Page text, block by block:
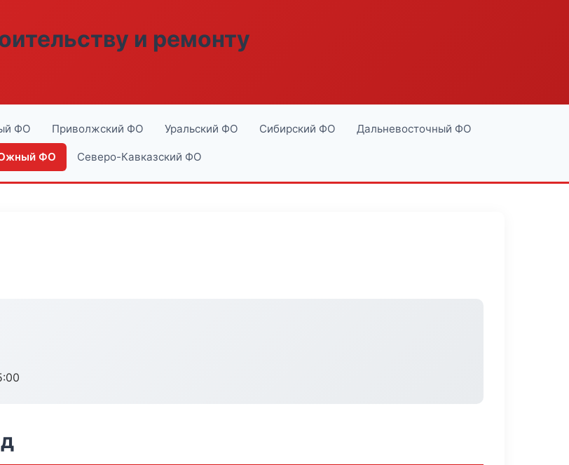
и ремонту
ФО Приволжский ФО Уральский ФО Сибирский ФО Дальневосточный ФО
ФО Северо-Кавказский ФО